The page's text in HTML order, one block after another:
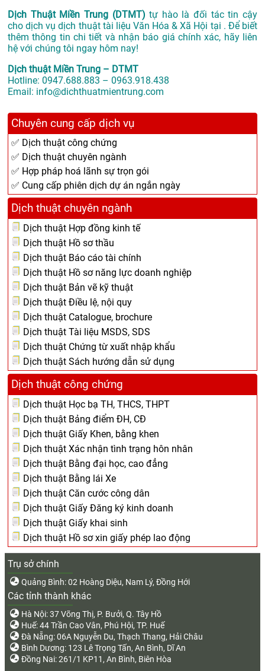
Dịch Thuật Miền Trung (DTMT) tự hào là đối tác tin cậy
cho dịch vụ dịch thuật tài liệu Văn Hóa & Xã Hội tại . Để biết
thêm thông tin chi tiết và nhận báo giá chính xác, hãy liên
hệ với chúng tôi ngay hôm nay!
Dịch thuật Miền Trung – DTMT
Hotline: 0947.688.883 – 0963.918.438
Email: info@dichthuatmientrung.com
Chuyên cung cấp dịch vụ
✅ Dịch thuật công chứng
✅ Dịch thuật chuyên ngành
✅ Hợp pháp hoá lãnh sự trọn gói
✅ Cung cấp phiên dịch dự án ngắn ngày
Dịch thuật chuyên ngành
Dịch thuật Hợp đồng kinh tế
Dịch thuật Hồ sơ thầu
Dịch thuật Báo cáo tài chính
Dịch thuật Hồ sơ năng lực doanh nghiệp
Dịch thuật Bản vẽ kỹ thuật
Dịch thuật Điều lệ, nội quy
Dịch thuật Catalogue, brochure
Dịch thuật Tài liệu MSDS, SDS
Dịch thuật Chứng từ xuất nhập khẩu
Dịch thuật Sách hướng dẫn sử dụng
Dịch thuật công chứng
Dịch thuật Học bạ TH, THCS, THPT
Dịch thuật Bảng điểm ĐH, CĐ
Dịch thuật Giấy Khen, bằng khen
Dịch thuật Xác nhận tình trạng hôn nhân
Dịch thuật Bằng đại học, cao đẳng
Dịch thuật Bằng lái Xe
Dịch thuật Căn cước công dân
Dịch thuật Giấy Đăng ký kinh doanh
Dịch thuật Giấy khai sinh
Dịch thuật Hồ sơ xin giấy phép lao động
Trụ sở chính
Quảng Bình: 02 Hoàng Diệu, Nam Lý, Đồng Hới
Các tỉnh thành khác
Hà Nội: 37 Võng Thị, P. Bưởi, Q. Tây Hồ
Huế: 44 Trần Cao Vân, Phú Hội, TP. Huế
Đà Nẵng: 06A Nguyễn Du, Thạch Thang, Hải Châu
Bình Dương: 123 Lê Trọng Tấn, An Bình, Dĩ An
Đồng Nai: 261/1 KP11, An Bình, Biên Hòa